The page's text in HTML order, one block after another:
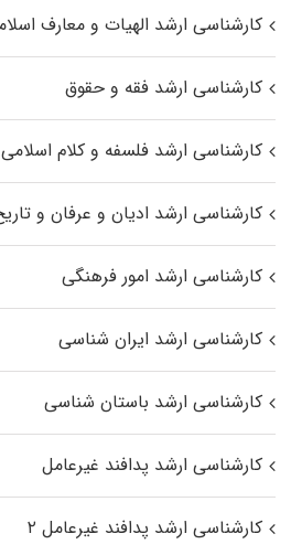
کارشناسی ارشد الهیات و معارف
کارشناسی ارشد فقه و حقوق
کارشناسی ارشد فلسفه و کلام اسلامی
کارشناسی ارشد ادیان و عرفان و
کارشناسی ارشد امور فرهنگی
کارشناسی ارشد ایران شناسی
کارشناسی ارشد باستان شناسی
کارشناسی ارشد پدافند غیرعامل
کارشناسی ارشد پدافند غیرعامل ۲